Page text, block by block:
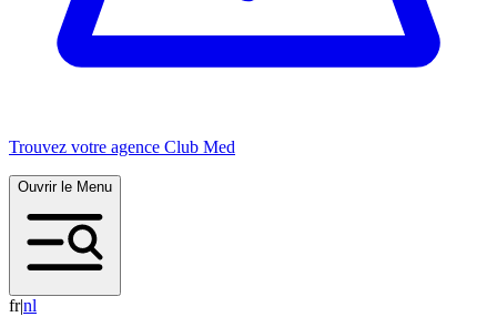
Trouvez votre agence Club Med
Ouvrir le Menu
fr|nl